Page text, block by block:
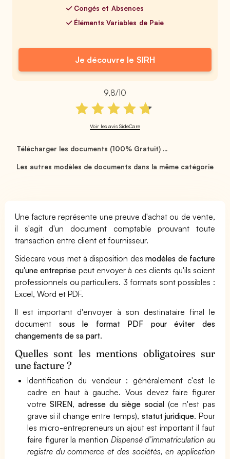
Congés et Absences
Éléments Variables de Paie
Je découvre le SIRH
9,8/10
Voir les avis SideCare
Télécharger les documents (100% Gratuit) ...
Les autres modèles de documents dans la même catégorie
Une facture représente une preuve d'achat ou de vente,
il s'agit d'un document comptable prouvant toute
transaction entre client et fournisseur.
Sidecare vous met à disposition desmodèles de facture
qu'une entreprise peut envoyer à ces clients qu'ils soient
professionnels ou particuliers. 3 formats sont possibles :
Excel, Word et PDF.
Il est important d'envoyer à son destinataire final le
document sous le format PDF pour éviter des
changements de sa part.
Quelles sont les mentions obligatoires sur
une facture ?
Identification du vendeur : généralement c'est le
cadre en haut à gauche. Vous devez faire figurer
votreSIREN,adresse du siège social(ce n'est pas
grave si il change entre temps), statut juridique. Pour
les micro-entrepreneurs un ajout est important il faut
faire figurer la mention Dispensé d’immatriculation au
registre du com­merce et des sociétés, en application